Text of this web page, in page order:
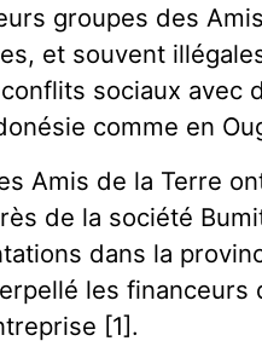
groupes des
et souvent
sociaux avec
comme en
Amis de la Terre
de la société
dans la
les financeurs
[1].